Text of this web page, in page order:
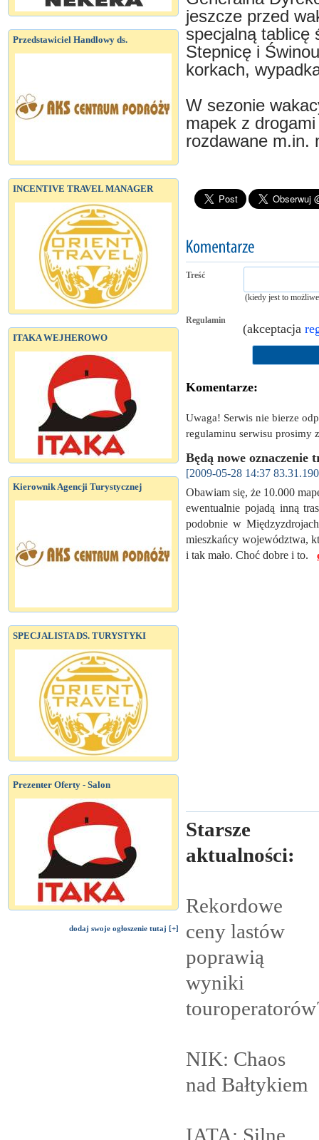
Przedstawiciel Handlowy ds.
INCENTIVE TRAVEL MANAGER
ITAKA WEJHEROWO
Kierownik Agencji Turystycznej
SPECJALISTA DS. TURYSTYKI
Prezenter Oferty - Salon
dodaj swoje ogłoszenie tutaj [+]
jeszcze przed
specjalną tablicę
Stepnicę i
korkach,
W sezonie
mapek z
rozdawane m.in.
Treść
(kiedy jest to
Regulamin
(akceptacja
Komentarze:
Uwaga! Serwis nie bierze
regulaminu serwisu prosimy
Będą nowe oznaczenie
[2009-05-28 14:37
Obawiam się, że 10.000
ewentualnie pojadą inną
podobnie w
mieszkańcy województwa,
i tak mało. Choć dobre i to.
Starsze
aktualności:
Rekordowe
ceny lastów
poprawią
wyniki
NIK: Chaos
nad Bałtykiem
IATA: Silne